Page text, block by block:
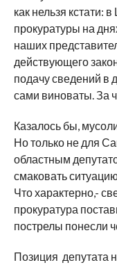
как нельзя кстати:
прокуратуры на
наших
действующего
подачу сведений в
сами виноваты. За
Казалось бы,
Но только не для
областным
смаковать
Что характерно,-
прокуратура
пострелы понесли
Позиция депутата